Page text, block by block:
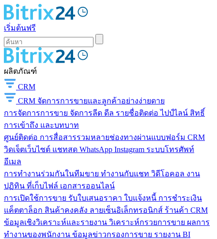
เริ่มต้นฟรี
ผลิตภัณฑ์
CRM
CRM จัดการการขายและลูกค้าอย่างง่ายดาย
การจัดการการขาย จัดการลีด ดีล รายชื่อติดต่อ ไปป์ไลน์ สิทธิ์
การเข้าถึง และบทบาท
ศูนย์ติดต่อ การสื่อสารรวมหลายช่องทางผ่านแบบฟอร์ม CRM
วิดเจ็ตเว็บไซต์ แชทสด WhatsApp Instagram ระบบโทรศัพท์
อีเมล
การทำงานร่วมกันในทีมขาย ทำงานกับแชท วิดีโอคอล งาน
ปฏิทิน ที่เก็บไฟล์ เอกสารออนไลน์
การเปิดใช้การขาย รับใบเสนอราคา ใบแจ้งหนี้ การชำระเงิน
แค็ตตาล็อก สินค้าคงคลัง ลายเซ็นอิเล็กทรอนิกส์ ร้านค้า CRM
ข้อมูลเชิงวิเคราะห์และรายงาน วิเคราะห์กรวยการขาย ผลการ
ทำงานของพนักงาน ข้อมูลข่าวกรองการขาย รายงาน BI